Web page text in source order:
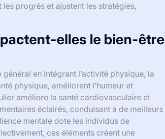
progrès et ajustent les stratégies,
elles le bien-être
en intégrant l’activité physique, la
physique, améliorent l’humeur et
améliore la santé cardiovasculaire et
éclairés, conduisant à de meilleurs
mentale dote les individus de
ces éléments créent une